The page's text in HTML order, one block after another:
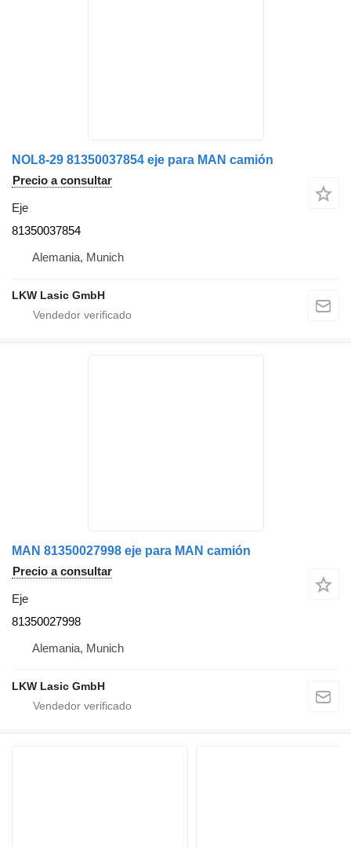
NOL8-29 81350037854 eje para MAN camión
Precio a consultar
Eje
81350037854
Alemania, Munich
LKW Lasic GmbH
MAN 81350027998 eje para MAN camión
Precio a consultar
Eje
81350027998
Alemania, Munich
LKW Lasic GmbH